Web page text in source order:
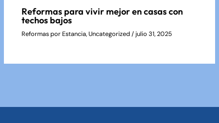
Reformas para vivir mejor en casas con
techos bajos
Reformas por Estancia,Uncategorized/ julio 31, 2025